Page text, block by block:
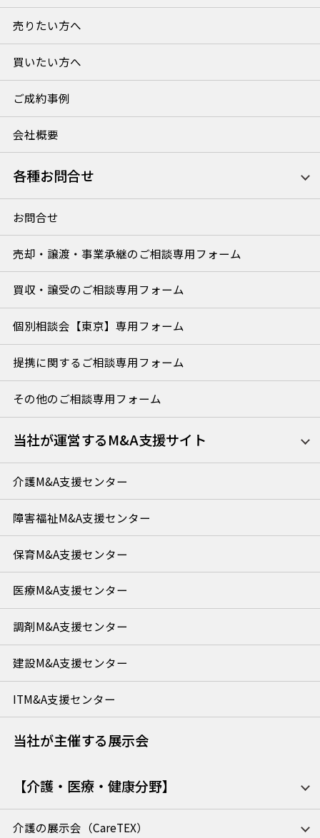
売りたい方へ
買いたい方へ
ご成約事例
会社概要
各種お問合せ
お問合せ
売却・譲渡・事業承継のご相談専用フォーム
買収・譲受のご相談専用フォーム
個別相談会【東京】専用フォーム
提携に関するご相談専用フォーム
その他のご相談専用フォーム
当社が運営するM&A支援サイト
介護M&A支援センター
障害福祉M&A支援センター
保育M&A支援センター
医療M&A支援センター
調剤M&A支援センター
建設M&A支援センター
ITM&A支援センター
当社が主催する展示会
【介護・医療・健康分野】
介護の展示会（CareTEX）